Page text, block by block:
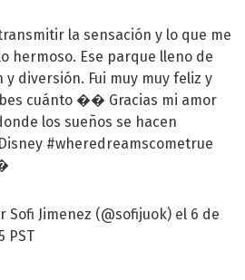
la sensación y lo que me
hermoso. Ese parque lleno de
diversión. Fui muy muy feliz y
cuánto �� Gracias mi amor
los sueños se hacen
#wheredreamscometrue
Jimenez (@sofijuok) el 6 de
PST